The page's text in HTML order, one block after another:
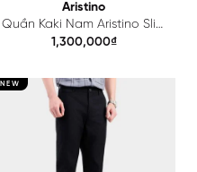
Aristino
Quần Kaki Nam Aristino Slim
Fit AKK802A0H0
1,300,000₫
NEW